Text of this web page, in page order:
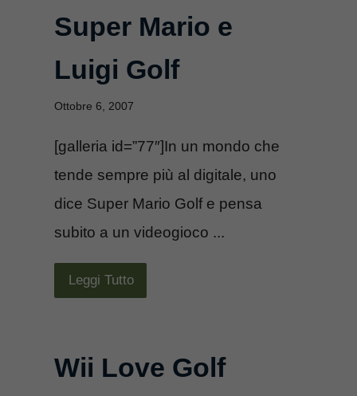
Super Mario e
Luigi Golf
Ottobre 6, 2007
[galleria id=”77″]In un mondo che
tende sempre più al digitale, uno
dice Super Mario Golf e pensa
subito a un videogioco ...
Leggi Tutto
Wii Love Golf